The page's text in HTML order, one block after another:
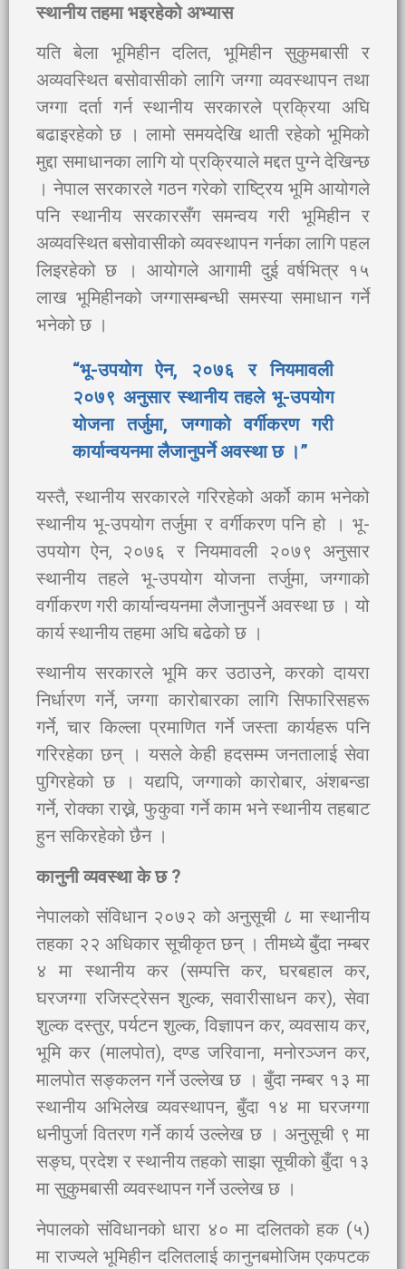
स्थानीय तहमा भइरहेको अभ्यास
यति बेला भूमिहीन दलित, भूमिहीन सुकुमबासी र
अव्यवस्थित बसोवासीको लागि जग्गा व्यवस्थापन तथा
जग्गा दर्ता गर्न स्थानीय सरकारले प्रक्रिया अघि
बढाइरहेको छ । लामो समयदेखि थाती रहेको भूमिको
मुद्दा समाधानका लागि यो प्रक्रियाले मद्दत पुग्ने देखिन्छ
। नेपाल सरकारले गठन गरेको राष्ट्रिय भूमि आयोगले
पनि स्थानीय सरकारसँग समन्वय गरी भूमिहीन र
अव्यवस्थित बसोवासीको व्यवस्थापन गर्नका लागि पहल
लिइरहेको छ । आयोगले आगामी दुई वर्षभित्र १५
लाख भूमिहीनको जग्गासम्बन्धी समस्या समाधान गर्ने
भनेको छ ।
“भू-उपयोग ऐन, २०७६ र नियमावली
२०७९ अनुसार स्थानीय तहले भू-उपयोग
योजना तर्जुमा, जग्गाको वर्गीकरण गरी
कार्यान्वयनमा लैजानुपर्ने अवस्था छ ।”
यस्तै, स्थानीय सरकारले गरिरहेको अर्को काम भनेको
स्थानीय भू-उपयोग तर्जुमा र वर्गीकरण पनि हो । भू-
उपयोग ऐन, २०७६ र नियमावली २०७९ अनुसार
स्थानीय तहले भू-उपयोग योजना तर्जुमा, जग्गाको
वर्गीकरण गरी कार्यान्वयनमा लैजानुपर्ने अवस्था छ । यो
कार्य स्थानीय तहमा अघि बढेको छ ।
स्थानीय सरकारले भूमि कर उठाउने, करको दायरा
निर्धारण गर्ने, जग्गा कारोबारका लागि सिफारिसहरू
गर्ने, चार किल्ला प्रमाणित गर्ने जस्ता कार्यहरू पनि
गरिरहेका छन् । यसले केही हदसम्म जनतालाई सेवा
पुगिरहेको छ । यद्यपि, जग्गाको कारोबार, अंशबन्डा
गर्ने, रोक्का राख्ने, फुकुवा गर्ने काम भने स्थानीय तहबाट
हुन सकिरहेको छैन ।
कानुनी व्यवस्था के छ ?
नेपालको संविधान २०७२ को अनुसूची ८ मा स्थानीय
तहका २२ अधिकार सूचीकृत छन् । तीमध्ये बुँदा नम्बर
४ मा स्थानीय कर (सम्पत्ति कर, घरबहाल कर,
घरजग्गा रजिस्ट्रेसन शुल्क, सवारीसाधन कर), सेवा
शुल्क दस्तुर, पर्यटन शुल्क, विज्ञापन कर, व्यवसाय कर,
भूमि कर (मालपोत), दण्ड जरिवाना, मनोरञ्जन कर,
मालपोत सङ्कलन गर्ने उल्लेख छ । बुँदा नम्बर १३ मा
स्थानीय अभिलेख व्यवस्थापन, बुँदा १४ मा घरजग्गा
धनीपुर्जा वितरण गर्ने कार्य उल्लेख छ । अनुसूची ९ मा
सङ्घ, प्रदेश र स्थानीय तहको साझा सूचीको बुँदा १३
मा सुकुमबासी व्यवस्थापन गर्ने उल्लेख छ ।
नेपालको संविधानको धारा ४० मा दलितको हक (५)
मा राज्यले भूमिहीन दलितलाई कानुनबमोजिम एकपटक